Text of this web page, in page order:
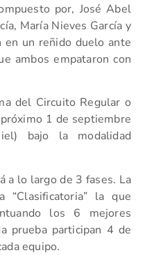
por, José Abel
María Nieves García y
en un reñido duelo ante
ambos empataron con
del Circuito Regular o
1 de septiembre
bajo la modalidad
a lo largo de 3 fases. La
“Clasificatoria” la que
los 6 mejores
prueba participan 4 de
equipo.